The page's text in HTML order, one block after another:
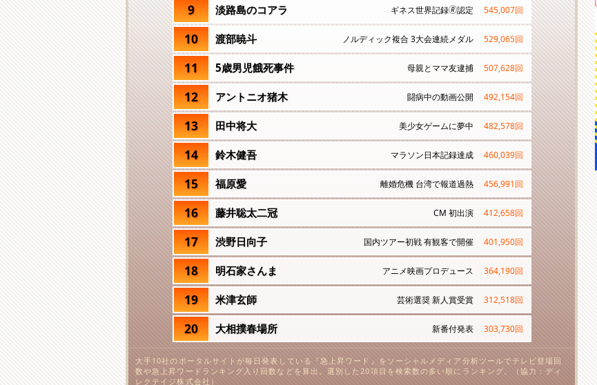
9 淡路島のコアラ ギネス世界記録🄬認定 545,007回
10 渡部暁斗 ノルディック複合 3大会連続メダル 529,065回
11 5歳男児餓死事件 母親とママ友逮捕 507,628回
12 アントニオ猪木 闘病中の動画公開 492,154回
13 田中将大 美少女ゲームに夢中 482,578回
14 鈴木健吾 マラソン日本記録達成 460,039回
15 福原愛 離婚危機 台湾で報道過熱 456,991回
16 藤井聡太二冠 CM 初出演 412,658回
17 渋野日向子 国内ツアー初戦 有観客で開催 401,950回
18 明石家さんま アニメ映画プロデュース 364,190回
19 米津玄師 芸術選奨 新人賞受賞 312,518回
20 大相撲春場所 新番付発表 303,730回
大手10社のポータルサイトが毎日発表している『急上昇ワード』をソーシャルメディア分析ツールでテレビ登場回
数や急上昇ワードランキング入り回数などを算出。選別した20項目を検索数の多い順にランキング。（協力：ディ
レクテイジ株式会社）